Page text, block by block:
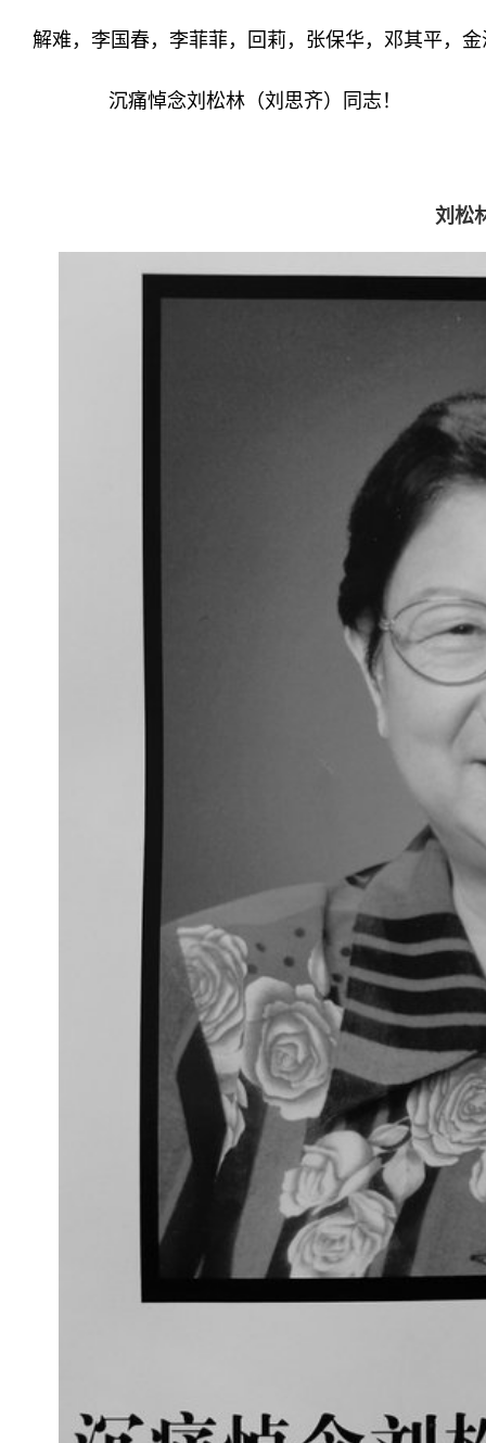
解难，李国春，李菲菲，回莉，张保华，邓其平，
沉痛悼念刘松林（刘思齐）同志！
刘松